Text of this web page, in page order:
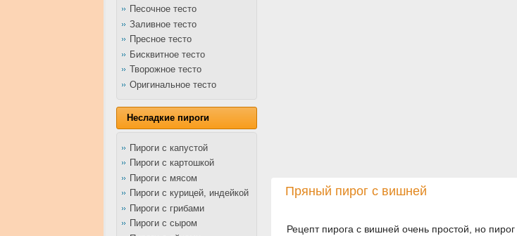
Песочное тесто
Заливное тесто
Пресное тесто
Бисквитное тесто
Творожное тесто
Оригинальное тесто
Несладкие пироги
Пироги с капустой
Пироги с картошкой
Пироги с мясом
Пироги с курицей, индейкой
Пироги с грибами
Пироги с сыром
Пряный пирог с вишней
Рецепт пирога с вишней очень простой, но